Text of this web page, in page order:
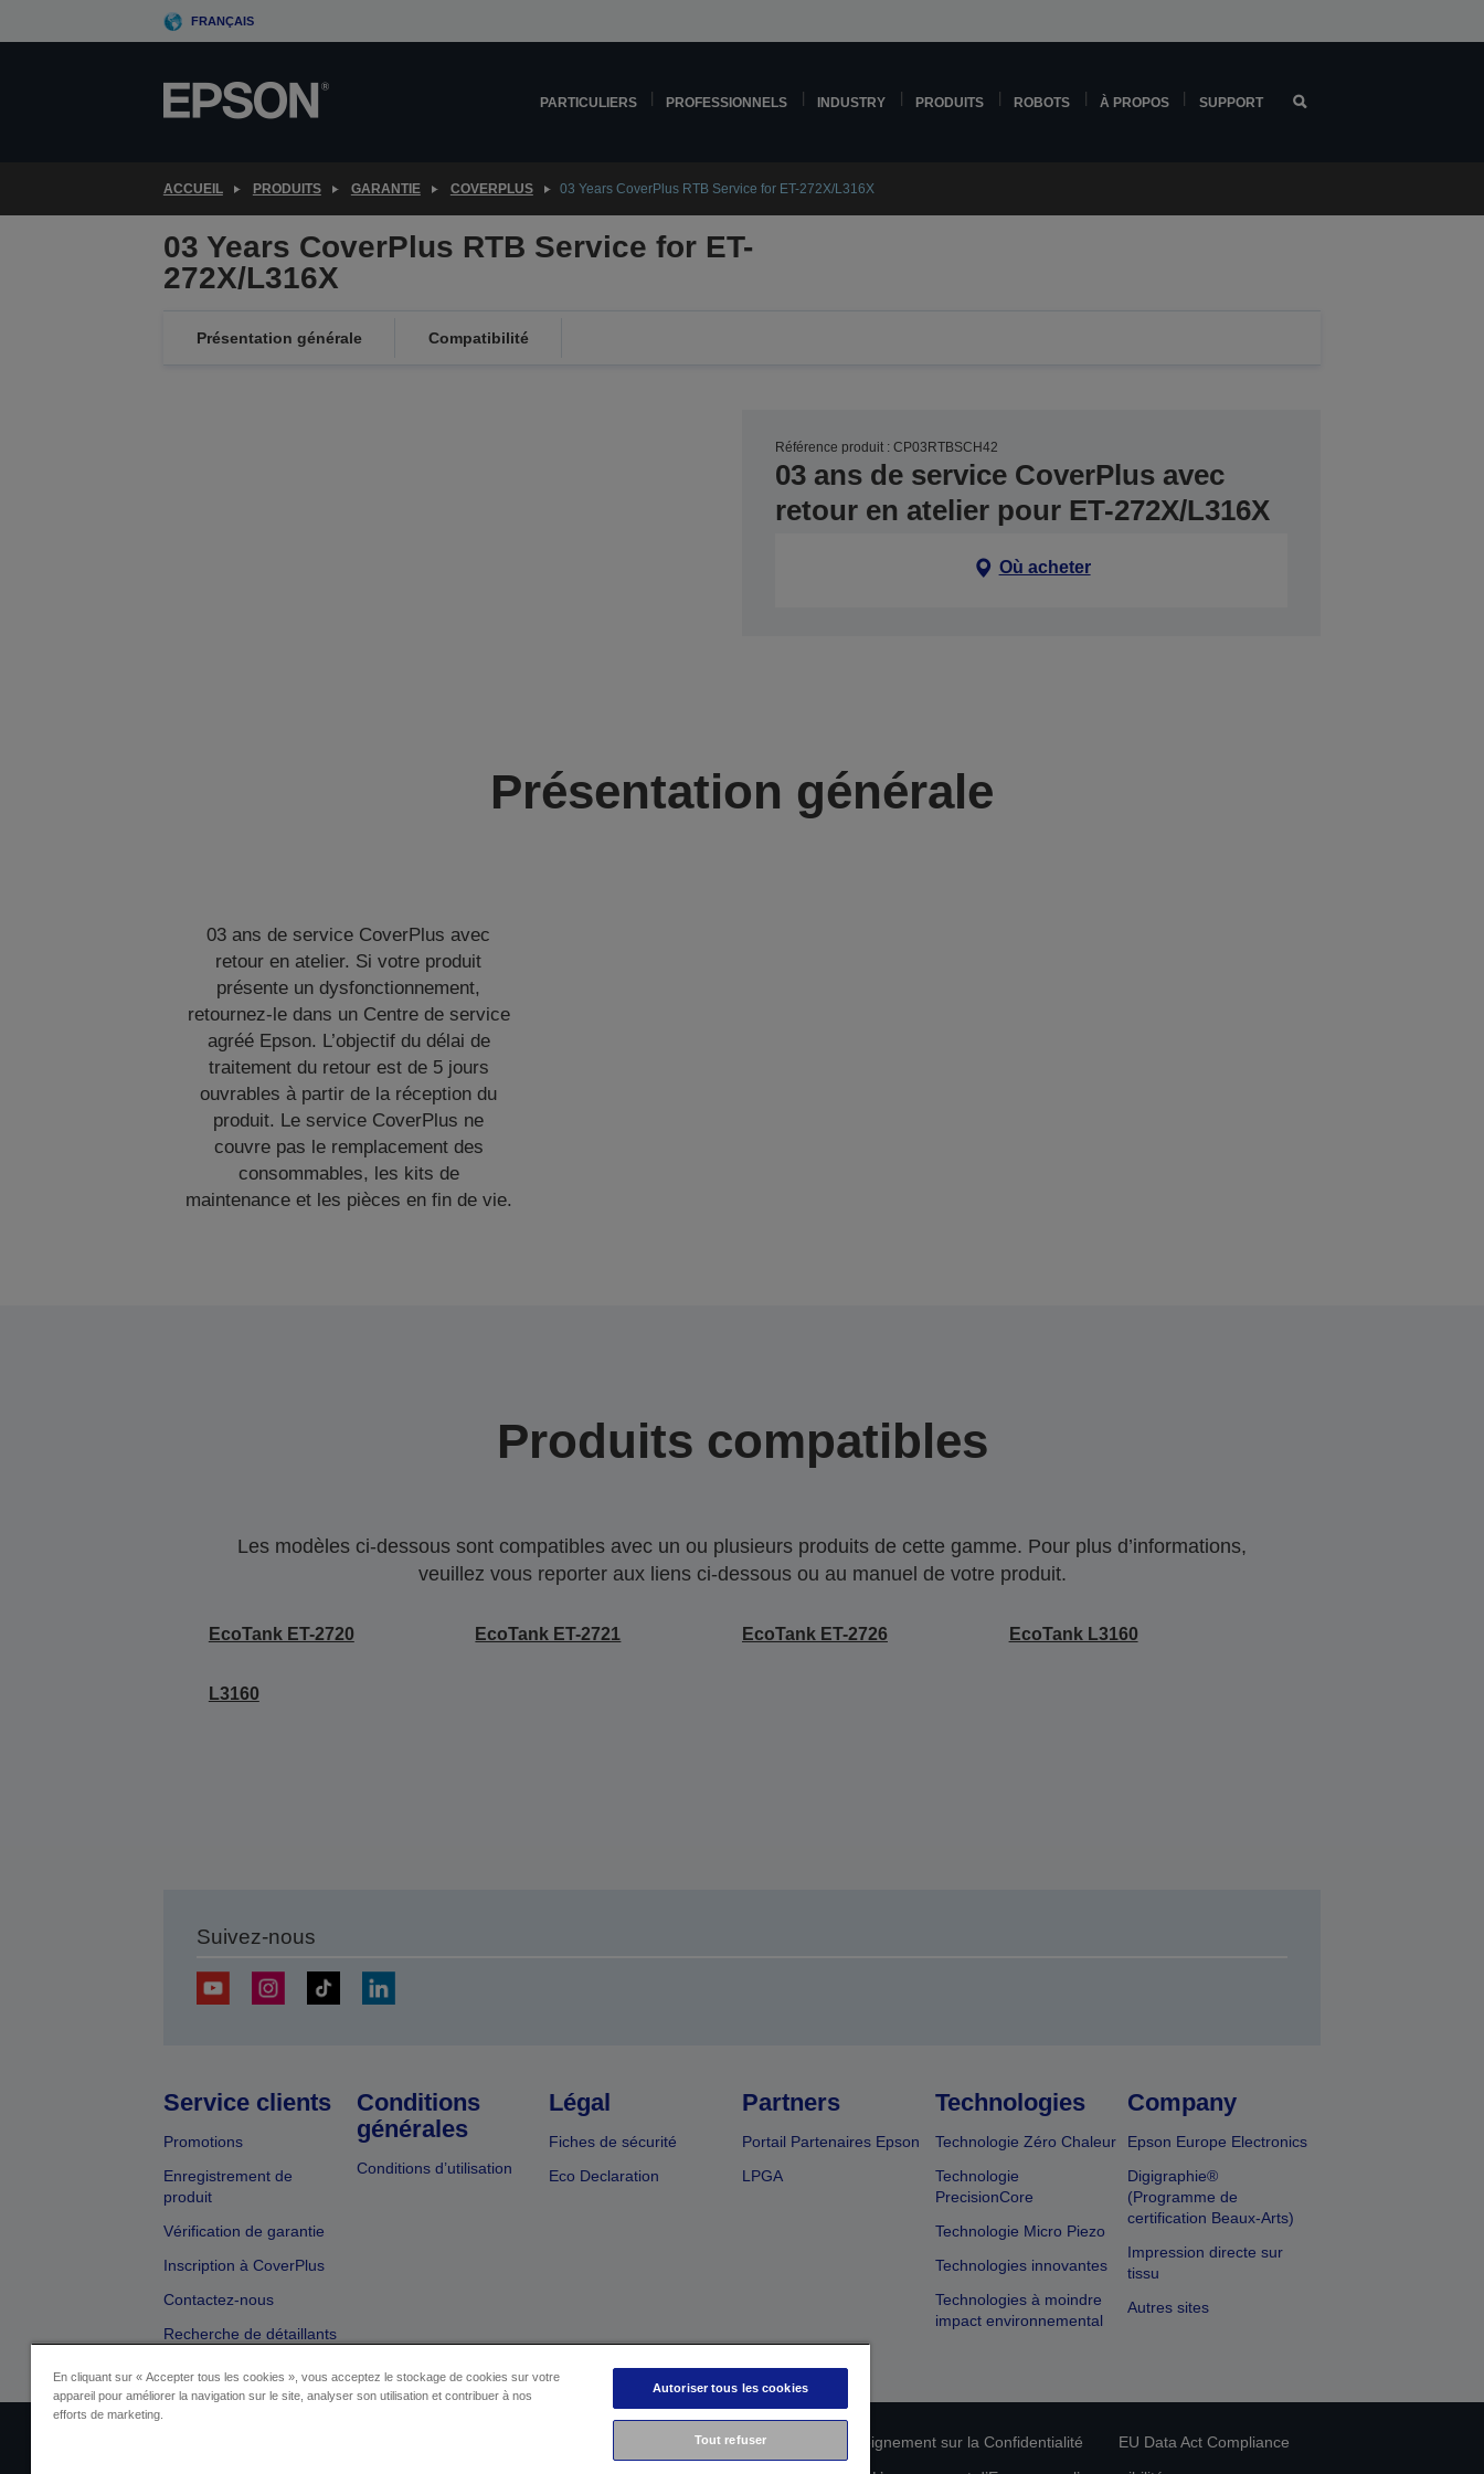
to
FRANÇAIS
PARTICULIERS PROFESSIONNELS INDUSTRY PRODUITS ROBOTS À PROPOS SUPPORT
ACCUEIL PRODUITS GARANTIE COVERPLUS 03 Years CoverPlus RTB Service for ET-272X/L316X
03 Years CoverPlus RTB Service for ET-
272X/L316X
Présentation générale Compatibilité
Référence produit : CP03RTBSCH42
03 ans de service CoverPlus avec
retour en atelier pour ET-272X/L316X
Où acheter
Présentation générale
03 ans de service CoverPlus avec
retour en atelier. Si votre produit
présente un dysfonctionnement,
retournez-le dans un Centre de service
agréé Epson. L’objectif du délai de
traitement du retour est de 5 jours
ouvrables à partir de la réception du
produit. Le service CoverPlus ne
couvre pas le remplacement des
consommables, les kits de
maintenance et les pièces en fin de vie.
Produits compatibles
Les modèles ci-dessous sont compatibles avec un ou plusieurs produits de cette gamme. Pour plus d’informations,
veuillez vous reporter aux liens ci-dessous ou au manuel de votre produit.
EcoTank ET-2720 EcoTank ET-2721 EcoTank ET-2726 EcoTank L3160
L3160
Suivez-nous
Service clients
Promotions
Enregistrement de
produit
Vérification de garantie
Inscription à CoverPlus
Contactez-nous
Recherche de détaillants
Conditions
générales
Conditions d’utilisation
Légal
Fiches de sécurité
Eco Declaration
Partners
Portail Partenaires Epson
LPGA
Technologies
Technologie Zéro Chaleur
Technologie
PrecisionCore
Technologie Micro Piezo
Technologies innovantes
Technologies à moindre
impact environnemental
Company
Epson Europe Electronics
Digigraphie®
(Programme de
certification Beaux-Arts)
Impression directe sur
tissu
Autres sites
Déclaration de Renseignement sur la Confidentialité
EU Data Act Compliance
En cliquant sur « Accepter tous les cookies », vous acceptez le stockage de cookies sur votre
appareil pour améliorer la navigation sur le site, analyser son utilisation et contribuer à nos
efforts de marketing.
Autoriser tous les cookies
Tout refuser